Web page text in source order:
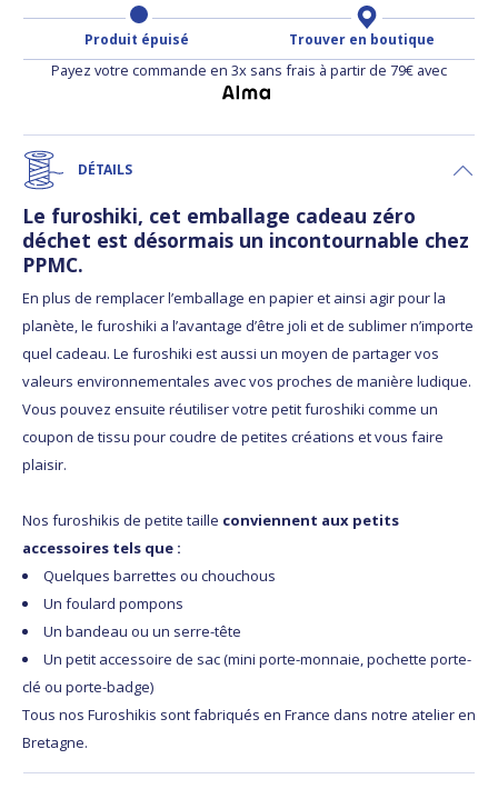
Produit épuisé Trouver en boutique
Payez votre commande en 3x sans frais à partir de 79€ avec
DÉTAILS
Le furoshiki, cet emballage cadeau zéro
déchet est désormais un incontournable chez
PPMC.
En plus de remplacer l’emballage en papier et ainsi agir pour la
planète, le furoshiki a l’avantage d’être joli et de sublimer n’importe
quel cadeau. Le furoshiki est aussi un moyen de partager vos
valeurs environnementales avec vos proches de manière ludique.
Vous pouvez ensuite réutiliser votre petit furoshiki comme un
coupon de tissu pour coudre de petites créations et vous faire
plaisir.
Nos furoshikis de petite taille conviennent aux petits
accessoires tels que :
Quelques barrettes ou chouchous
Un foulard pompons
Un bandeau ou un serre-tête
Un petit accessoire de sac (mini porte-monnaie, pochette porte-
clé ou porte-badge)
Tous nos Furoshikis sont fabriqués en France dans notre atelier en
Bretagne.